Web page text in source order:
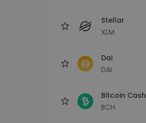
Stellar
XLM
Dai
DAI
Bitcoin Cash
BCH